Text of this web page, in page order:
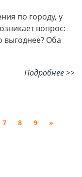
по городу, у
вопрос:
выгоднее? Оба
Подробнее >>
7 8 9 »